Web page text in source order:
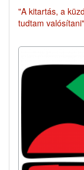
"A kitartás, a
tudtam valósítani"